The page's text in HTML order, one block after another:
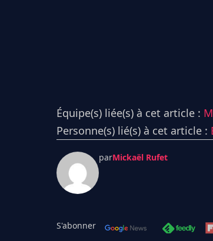
Équipe(s) liée(s) à cet article :
Personne(s) lié(s) à cet article :
parMickaël Rufet
S'abonner